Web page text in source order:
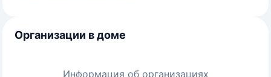
Организации в доме
Информация об организациях